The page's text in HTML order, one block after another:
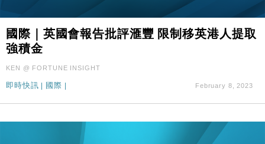
國際｜英國會報告批評滙豐 限制移英港人提取
強積金
KEN @ FORTUNE INSIGHT
即時快訊 | 國際 | February 8, 2023